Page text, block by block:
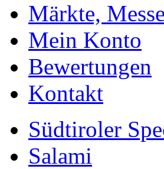
Märkte,
Mein Konto
Bewertungen
Kontakt
Südtiroler
Salami